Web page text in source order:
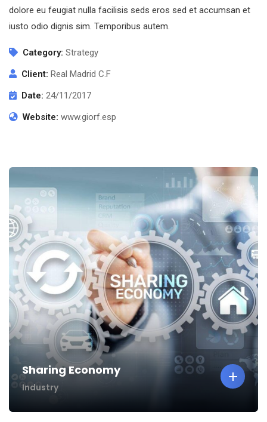
dolore eu feugiat nulla facilisis seds eros sed et accumsan et
iusto odio dignis sim. Temporibus autem.
Category: Strategy
Client: Real Madrid C.F
Date: 24/11/2017
Website: www.giorf.esp
Sharing Economy
Industry